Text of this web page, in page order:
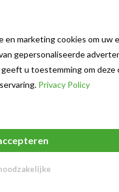
marketing cookies om uw
gepersonaliseerde
u toestemming om deze
Privacy Policy